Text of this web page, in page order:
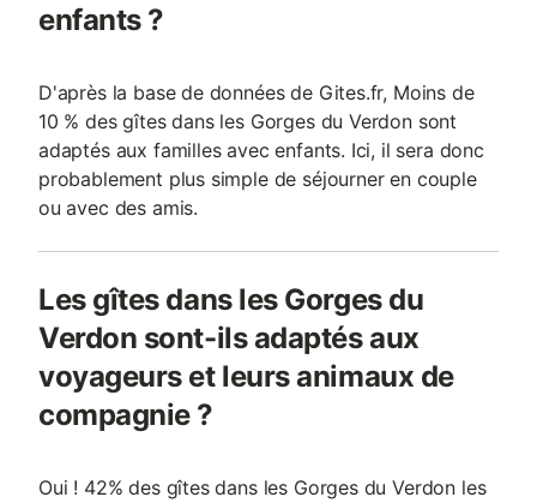
enfants ?
D'après la base de données de Gites.fr, Moins de
10 % des gîtes dans les Gorges du Verdon sont
adaptés aux familles avec enfants. Ici, il sera donc
probablement plus simple de séjourner en couple
ou avec des amis.
Les gîtes dans les Gorges du
Verdon sont-ils adaptés aux
voyageurs et leurs animaux de
compagnie ?
Oui ! 42% des gîtes dans les Gorges du Verdon les